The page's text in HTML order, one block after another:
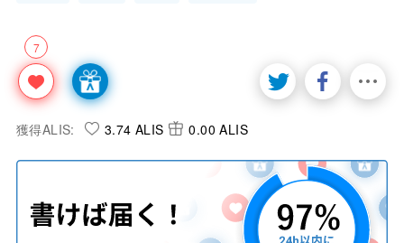
7
獲得ALIS: 3.74 ALIS 0.00 ALIS